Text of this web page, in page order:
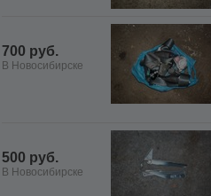
700 руб.
В Новосибирске
500 руб.
В Новосибирске